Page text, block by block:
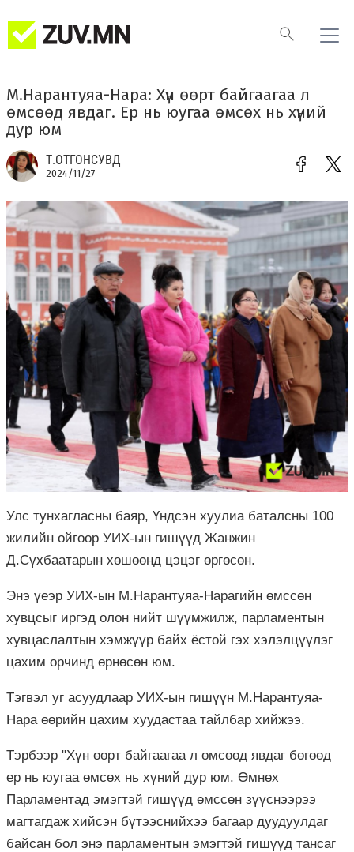
М.Нарантуяа-Нара: Хүн өөрт байгаагаа л
өмсөөд явдаг. Ер нь юугаа өмсөх нь хүний
дур юм
Т.ОТГОНСУВД
2024/11/27
Улс тунхагласны баяр, Үндсэн хуулиа баталсны 100
жилийн ойгоор УИХ-ын гишүүд Жанжин
Д.Сүхбаатарын хөшөөнд цэцэг өргөсөн.
Энэ үеэр УИХ-ын М.Нарантуяа-Нарагийн өмссөн
хувцсыг иргэд олон нийт шүүмжилж, парламентын
хувцаслалтын хэмжүүр байх ёстой гэх хэлэлцүүлэг
цахим орчинд өрнөсөн юм.
Тэгвэл уг асуудлаар УИХ-ын гишүүн М.Нарантуяа-
Нара өөрийн цахим хуудастаа тайлбар хийжээ.
Тэрбээр "Хүн өөрт байгаагаа л өмсөөд явдаг бөгөөд
ер нь юугаа өмсөх нь хүний дур юм. Өмнөх
Парламентад эмэгтэй гишүүд өмссөн зүүснээрээ
магтагдаж хийсэн бүтээснийхээ багаар дуудуулдаг
байсан бол энэ парламентын эмэгтэй гишүүд тансаг